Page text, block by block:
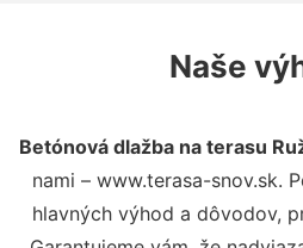
Naše
Betónová dlažba na terasu
nami – www.terasa-snov.sk.
hlavných výhod a dôvodov,